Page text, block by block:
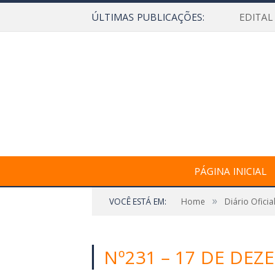
ÚLTIMAS PUBLICAÇÕES:
PÁGINA INICIAL
VOCÊ ESTÁ EM: Home » Diário
Nº231 – 17 DE